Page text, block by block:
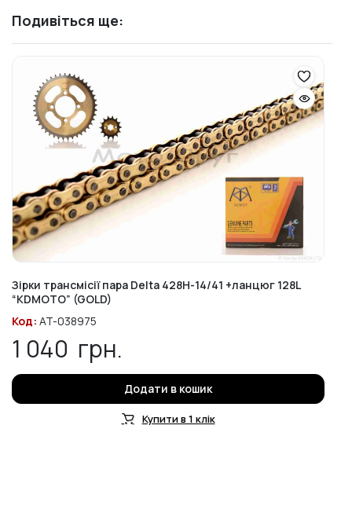
Подивіться ще:
Зірки трансмісії пара Delta 428H-14/41 +ланцюг 128L
“KDMOTO” (GOLD)
Код: AT-038975
1 040 грн.
Додати в кошик
Купити в 1 клік